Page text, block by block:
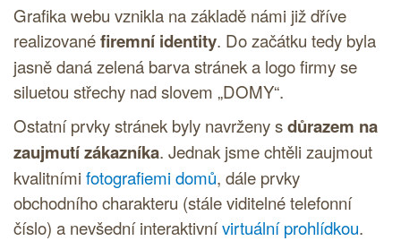
Grafika webu vznikla na základě námi již dříve
realizovanéfiremní identity. Do začátku tedy byla
jasně daná zelená barva stránek a logofirmy se
siluetou střechy nad slovem „DOMY“.
Ostatní prvky stránek byly navrženy sdůrazem na
zaujmutí zákazníka. Jednak jsme chtěli zaujmout
kvalitními fotografiemi domů, dále prvky
obchodního charakteru (stále viditelné telefonní
číslo) a nevšední interaktivnívirtuální prohlídkou.